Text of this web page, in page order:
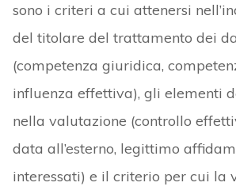
sono i criteri a cui attenersi
del titolare del trattamento dei
(competenza giuridica,
influenza effettiva), gli elementi
nella valutazione (controllo
data all’esterno, legittimo
interessati) e il criterio per cui la